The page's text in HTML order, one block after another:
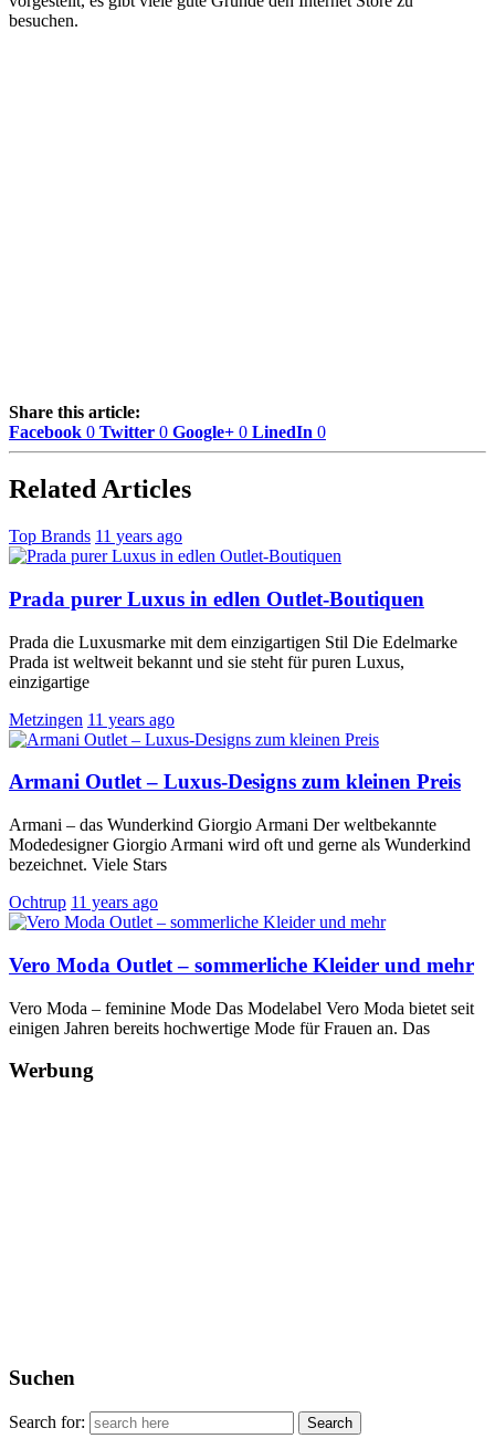
besuchen.
Share this article:
Facebook 0 Twitter 0 Google+ 0 LinedIn 0
Related Articles
Top Brands 11 years ago
Prada purer Luxus in edlen Outlet-Boutiquen
Prada die Luxusmarke mit dem einzigartigen Stil Die Edelmarke
Prada ist weltweit bekannt und sie steht für puren Luxus,
einzigartige
Metzingen 11 years ago
Armani Outlet – Luxus-Designs zum kleinen Preis
Armani – das Wunderkind Giorgio Armani Der weltbekannte
Modedesigner Giorgio Armani wird oft und gerne als Wunderkind
bezeichnet. Viele Stars
Ochtrup 11 years ago
Vero Moda Outlet – sommerliche Kleider und mehr
Vero Moda – feminine Mode Das Modelabel Vero Moda bietet seit
einigen Jahren bereits hochwertige Mode für Frauen an. Das
Werbung
Suchen
Search for: